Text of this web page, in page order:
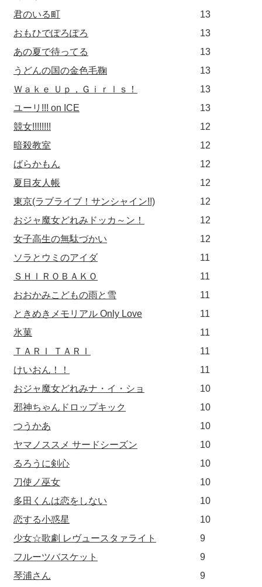
君のいる町
13
おもひでぽろぽろ
13
あの夏で待ってる
13
うどんの国の金色毛鞠
13
Ｗａｋｅ Ｕｐ，Ｇｉｒｌｓ！
13
ユーリ!!! on ICE
13
競女!!!!!!!!
12
暗殺教室
12
ばらかもん
12
夏目友人帳
12
東京(ラブライブ！サンシャイン!!)
12
おジャ魔女どれみドッカ～ン！
12
女子高生の無駄づかい
12
ソラとウミのアイダ
11
ＳＨＩＲＯＢＡＫＯ
11
おおかみこどもの雨と雪
11
ときめきメモリアル Only Love
11
氷菓
11
ＴＡＲＩ ＴＡＲＩ
11
けいおん！！
11
おジャ魔女どれみナ・イ・ショ
10
邪神ちゃんドロップキック
10
つうかあ
10
ヤマノススメ サードシーズン
10
るろうに剣心
10
刀使ノ巫女
10
多田くんは恋をしない
10
恋する小惑星
10
少女☆歌劇 レヴュースタァライト
9
フルーツバスケット
9
琴浦さん
9